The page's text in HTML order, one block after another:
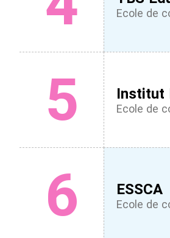
Ecole de
5 Institut
Ecole de
6 ESSCA
Ecole de